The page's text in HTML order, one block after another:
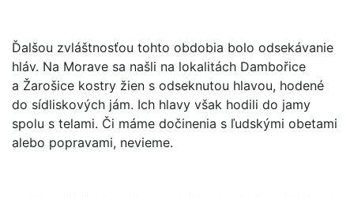
Ďalšou zvláštnosťou tohto obdobia bolo odsekávanie
hláv. Na Morave sa našli na lokalitách Dambořice
a Žarošice kostry žien s odseknutou hlavou, hodené
do sídliskových jám. Ich hlavy však hodili do jamy
spolu s telami. Či máme dočinenia s ľudskými obetami
alebo popravami, nevieme.